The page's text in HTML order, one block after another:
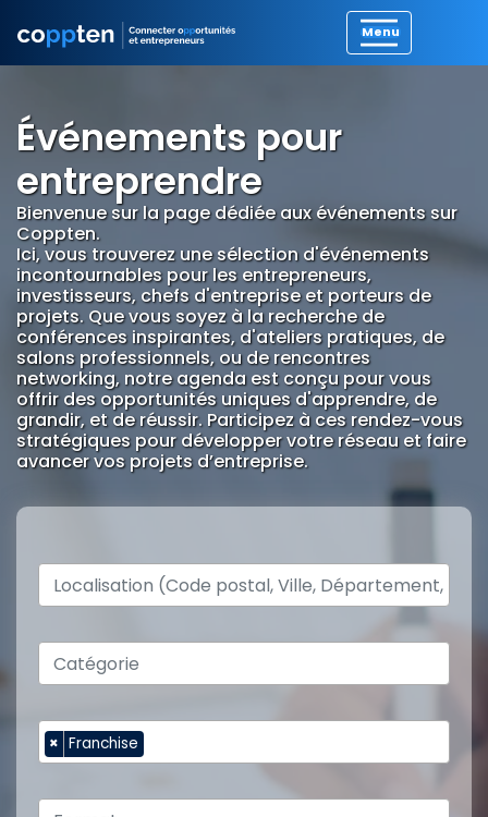
Événements pour
entreprendre
Bienvenue sur la page dédiée aux événements sur
Coppten.
Ici, vous trouverez une sélection d'événements
incontournables pour les entrepreneurs,
investisseurs, chefs d'entreprise et porteurs de
projets. Que vous soyez à la recherche de
conférences inspirantes, d'ateliers pratiques, de
salons professionnels, ou de rencontres
networking, notre agenda est conçu pour vous
offrir des opportunités uniques d'apprendre, de
grandir, et de réussir. Participez à ces rendez-vous
stratégiques pour développer votre réseau et faire
avancer vos projets d’entreprise.
× Franchise